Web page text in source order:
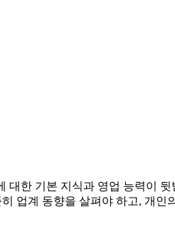
대한 기본 지식과 영업 능력이
업계 동향을 살펴야 하고, 개인